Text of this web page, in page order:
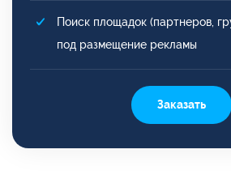
Поиск площадок (партнеров,
под размещение рекламы
Заказать